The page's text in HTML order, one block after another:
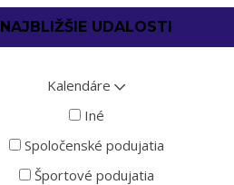
NAJBLIŽŠIE UDALOSTI
Kalendáre
Iné
Spoločenské podujatia
Športové podujatia